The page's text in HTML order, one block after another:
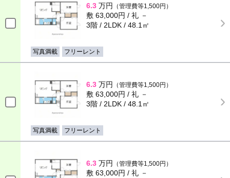
6.3 万円 （管理費等1,500円）
敷 63,000円 / 礼 －
3階 / 2LDK / 48.1㎡
写真満載 フリーレント
6.3 万円 （管理費等1,500円）
敷 63,000円 / 礼 －
3階 / 2LDK / 48.1㎡
写真満載 フリーレント
6.3 万円 （管理費等1,500円）
敷 63,000円 / 礼 －